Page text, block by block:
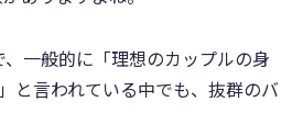
、一般的に「理想のカップルの身
と言われている中でも、抜群のバ